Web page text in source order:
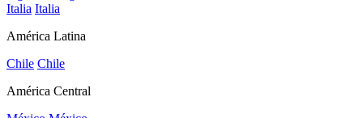
Italia Italia
América Latina
Chile Chile
América Central